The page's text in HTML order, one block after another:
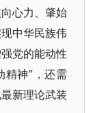
心力、肇始
中华民族伟
党的能动性
神”，还需
新理论武装